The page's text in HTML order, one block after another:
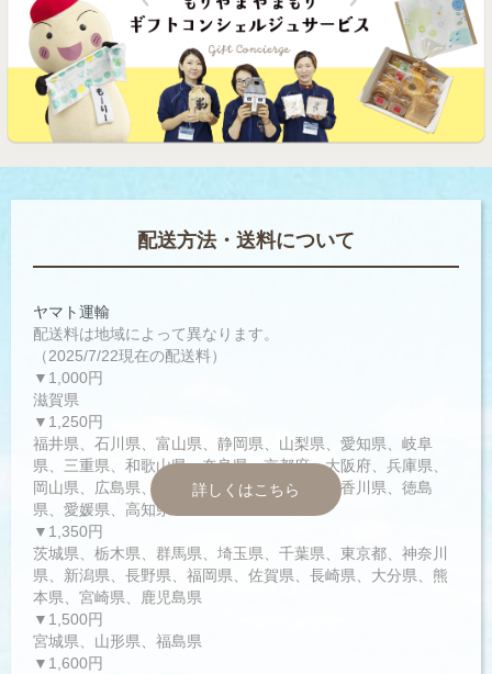
配送方法・送料について
ヤマト運輸
配送料は地域によって異なります。
（2025/7/22現在の配送料）
▼1,000円
滋賀県
▼1,250円
福井県、石川県、富山県、静岡県、山梨県、愛知県、岐阜
県、三重県、和歌山県、奈良県、京都府、大阪府、兵庫県、
岡山県、広島県、鳥取県、島根県、山口県、香川県、徳島
県、愛媛県、高知県
▼1,350円
茨城県、栃木県、群馬県、埼玉県、千葉県、東京都、神奈川
県、新潟県、長野県、福岡県、佐賀県、長崎県、大分県、熊
本県、宮崎県、鹿児島県
▼1,500円
宮城県、山形県、福島県
▼1,600円
詳しくはこちら